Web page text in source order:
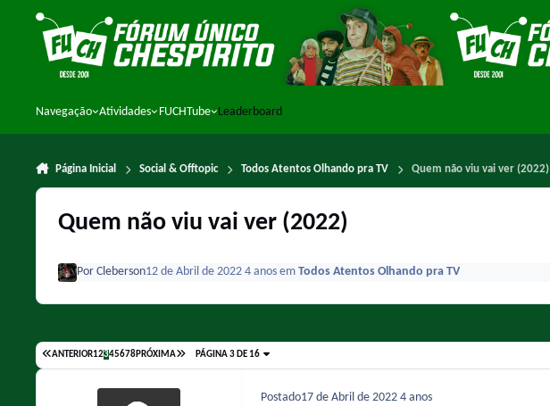
Ir para conteúdo
Navegação Atividades FUCHTube Leaderboard
Página Inicial Social & Offtopic Todos Atentos Olhando pra TV Quem não viu vai ver (2022)
Quem não viu vai ver (2022)
Por Cleberson12 de Abril de 2022 4 anos em Todos Atentos Olhando pra TV
ANTERIOR12345678PRÓXIMA PÁGINA 3 DE 16
Postado17 de Abril de 2022 4 anos